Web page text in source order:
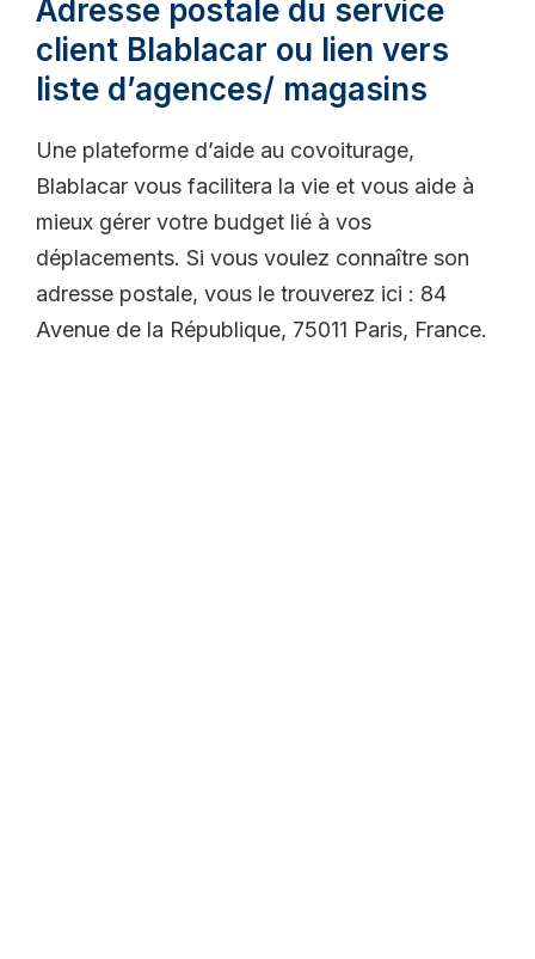
Adresse postale du service
client Blablacar ou lien vers
liste d’agences/ magasins
Une plateforme d’aide au covoiturage,
Blablacar vous facilitera la vie et vous aide à
mieux gérer votre budget lié à vos
déplacements. Si vous voulez connaître son
adresse postale, vous le trouverez ici : 84
Avenue de la République, 75011 Paris, France.